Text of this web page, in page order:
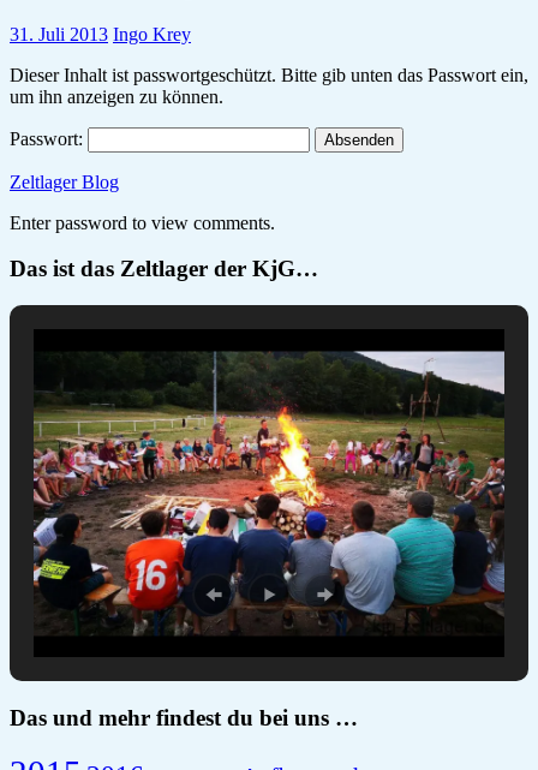
31. Juli 2013 Ingo Krey
Dieser Inhalt ist passwortgeschützt. Bitte gib unten das Passwort ein,
um ihn anzeigen zu können.
Passwort:
Zeltlager Blog
Enter password to view comments.
Das ist das Zeltlager der KjG…
Das und mehr findest du bei uns …